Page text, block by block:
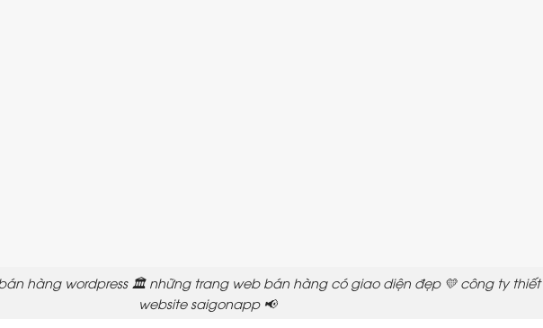
hàng wordpress 🏛️ những trang web bán hàng có giao diện đẹp 💛 công ty thiết
website saigonapp 📢